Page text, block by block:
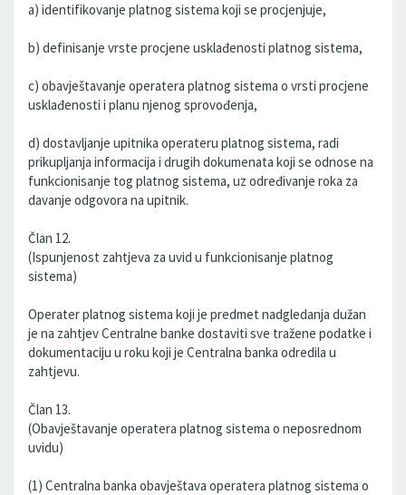
a) identifikovanje platnog sistema koji se procjenjuje,
b) definisanje vrste procjene usklađenosti platnog sistema,
c) obavještavanje operatera platnog sistema o vrsti procjene
usklađenosti i planu njenog sprovođenja,
d) dostavljanje upitnika operateru platnog sistema, radi
prikupljanja informacija i drugih dokumenata koji se odnose na
funkcionisanje tog platnog sistema, uz određivanje roka za
davanje odgovora na upitnik.
Član 12.
(Ispunjenost zahtjeva za uvid u funkcionisanje platnog
sistema)
Operater platnog sistema koji je predmet nadgledanja dužan
je na zahtjev Centralne banke dostaviti sve tražene podatke i
dokumentaciju u roku koji je Centralna banka odredila u
zahtjevu.
Član 13.
(Obavještavanje operatera platnog sistema o neposrednom
uvidu)
(1) Centralna banka obavještava operatera platnog sistema o